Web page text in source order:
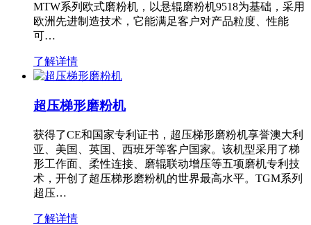
MTW系列欧式磨粉机，以悬辊磨粉机9518为基础，采用
欧洲先进制造技术，它能满足客户对产品粒度、性能
可…
了解详情
超压梯形磨粉机
获得了CE和国家专利证书，超压梯形磨粉机享誉澳大利
亚、美国、英国、西班牙等客户国家。该机型采用了梯
形工作面、柔性连接、磨辊联动增压等五项磨机专利技
术，开创了超压梯形磨粉机的世界最高水平。TGM系列
超压…
了解详情